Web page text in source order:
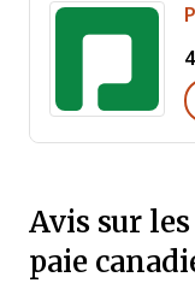
Avis sur
paie